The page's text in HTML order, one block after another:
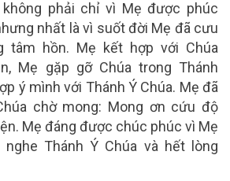
phải chỉ vì Mẹ được phúc
nhất là vì suốt đời Mẹ đã cưu
tâm hồn. Mẹ kết hợp với Chúa
Mẹ gặp gỡ Chúa trong Thánh
ý mình với Thánh Ý Chúa. Mẹ đã
chờ mong: Mong ơn cứu độ
Mẹ đáng được chúc phúc vì Mẹ
Thánh Ý Chúa và hết lòng